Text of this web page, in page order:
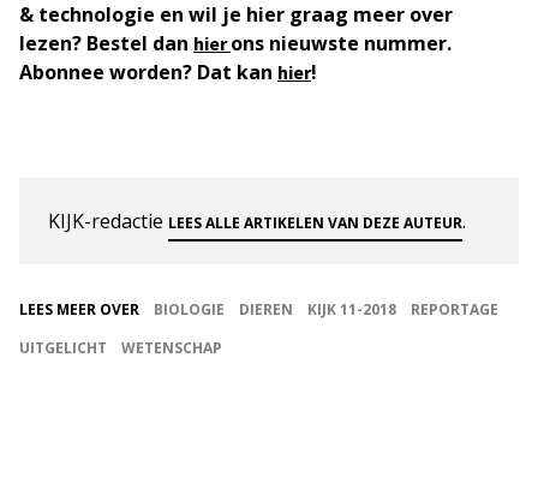
& technologie en wil je hier graag meer over
lezen? Bestel dan hierons nieuwste nummer.
Abonnee worden? Dat kan hier!
KIJK-redactie LEES ALLE ARTIKELEN VAN DEZE AUTEUR.
LEES MEER OVER BIOLOGIE DIEREN KIJK 11-2018
REPORTAGE
UITGELICHT
WETENSCHAP